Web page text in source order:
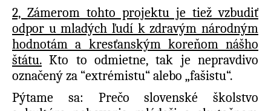
2, Zámerom tohto projektu je tiež vzbudiť
odpor u mladých ľudí k zdravým národným
hodnotám a kresťanským koreňom nášho
štátu. Kto to odmietne, tak je nepravdivo
označený za “extrémistu“ alebo „fašistu“.
Pýtame sa: Prečo slovenské školstvo